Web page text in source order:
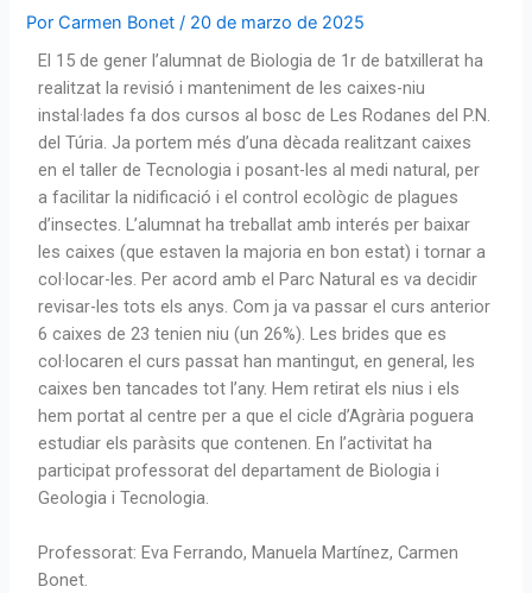
PorCarmen Bonet/ 20 de marzo de 2025
El 15 de gener l’alumnat de Biologia de 1r de batxillerat ha
realitzat la revisió i manteniment de les caixes-niu
instal·lades fa dos cursos al bosc de Les Rodanes del P.N.
del Túria. Ja portem més d’una dècada realitzant caixes
en el taller de Tecnologia i posant-les al medi natural, per
a facilitar la nidificació i el control ecològic de plagues
d’insectes. L’alumnat ha treballat amb interés per baixar
les caixes (que estaven la majoria en bon estat) i tornar a
col·locar-les. Per acord amb el Parc Natural es va decidir
revisar-les tots els anys. Com ja va passar el curs anterior
6 caixes de 23 tenien niu (un 26%). Les brides que es
col·locaren el curs passat han mantingut, en general, les
caixes ben tancades tot l’any. Hem retirat els nius i els
hem portat al centre per a que el cicle d’Agrària poguera
estudiar els paràsits que contenen. En l’activitat ha
participat professorat del departament de Biologia i
Geologia i Tecnologia.
Professorat: Eva Ferrando, Manuela Martínez, Carmen
Bonet.